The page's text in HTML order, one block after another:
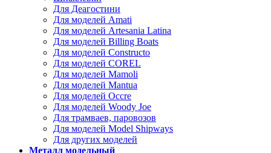
Для Деагостини
Для моделей Amati
Для моделей Artesania Latina
Для моделей Billing Boats
Для моделей Constructo
Для моделей COREL
Для моделей Mamoli
Для моделей Mantua
Для моделей Occre
Для моделей Woody Joe
Для трамваев, паровозов
Для моделей Model Shipways
Для других моделей
Металл модельный